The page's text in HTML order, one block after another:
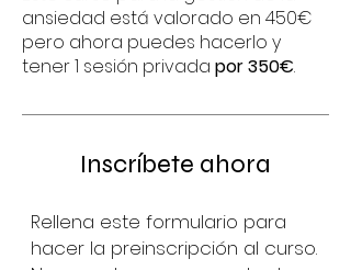
ansiedad está valorado en 450€
pero ahora puedes hacerlo y
tener 1 sesión privada por 350€.
Inscríbete ahora
Rellena este formulario para
hacer la preinscripción al curso.